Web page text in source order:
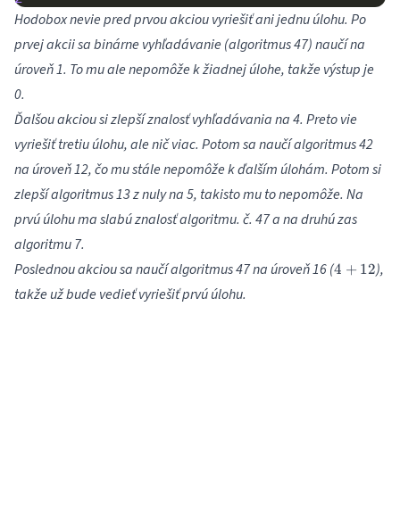
Hodobox nevie pred prvou akciou vyriešiť ani jednu úlohu. Po
prvej akcii sa binárne vyhľadávanie (algoritmus 47) naučí na
úroveň 1. To mu ale nepomôže k žiadnej úlohe, takže výstup je
0.
Ďalšou akciou si zlepší znalosť vyhľadávania na 4. Preto vie
vyriešiť tretiu úlohu, ale nič viac. Potom sa naučí algoritmus 42
na úroveň 12, čo mu stále nepomôže k ďalším úlohám. Potom si
zlepší algoritmus 13 z nuly na 5, takisto mu to nepomôže. Na
prvú úlohu ma slabú znalosť algoritmu. č. 47 a na druhú zas
algoritmu 7.
Poslednou akciou sa naučí algoritmus 47 na úroveň 16 (4
4 + 12),
takže už bude vedieť vyriešiť prvú úlohu.